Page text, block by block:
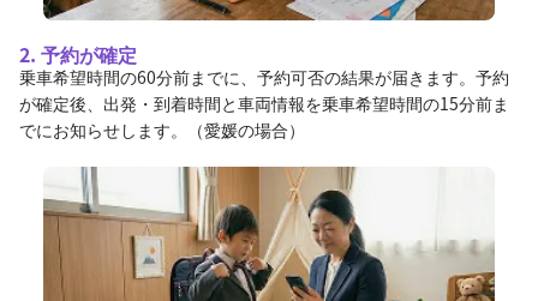
2. 予約が確定
乗車希望時間の60分前までに、予約可否の結果が届きます。予約
が確定後、出発・到着時間と車両情報を乗車希望時間の15分前ま
でにお知らせします。（愛媛の場合）